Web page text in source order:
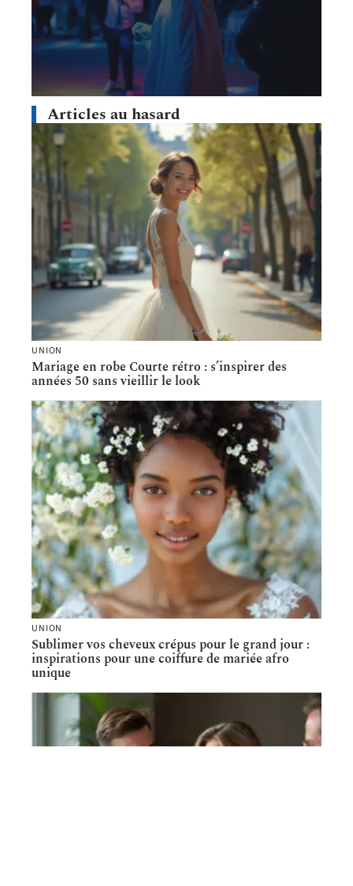
Articles au hasard
UNION
Mariage en robe Courte rétro : s’inspirer des
années 50 sans vieillir le look
UNION
Sublimer vos cheveux crépus pour le grand jour :
inspirations pour une coiffure de mariée afro
unique